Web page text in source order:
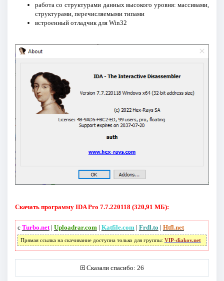
работа со структурами данных высокого уровня: массивами,
структурами, перечисляемыми типами
встроенный отладчик для Win32
Скачать программу IDA Pro 7.7.220118 (320,91 МБ):
с Turbo.net| Uploadrar.com | Katfile.com | Frdl.to | Htfl.net
Прямая ссылка на скачивание доступна только для группы: VIP-diakov.net
Сказали спасибо: 26